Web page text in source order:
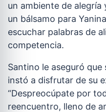
un ambiente de alegría
un bálsamo para
escuchar palabras de
competencia.
Santino le aseguró
instó a disfrutar de su
“Despreocúpate por
reencuentro, lleno de